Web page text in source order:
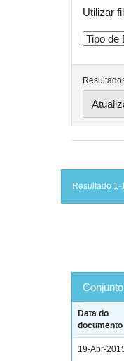
Utilizar
Resultado 1-
Data do
documento
19-Abr-